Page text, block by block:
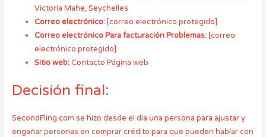
Victoria Mahe, Seychelles
Correo electrónico: [correo electrónico protegido]
Correo electrónico Para facturación Problemas: [correo
electrónico protegido]
Sitio web:Contacto Página web
Decisión final:
SecondFling.com se hizo desde el día una persona para ajustar y
engañar personas en comprar crédito para que pueden hablar con